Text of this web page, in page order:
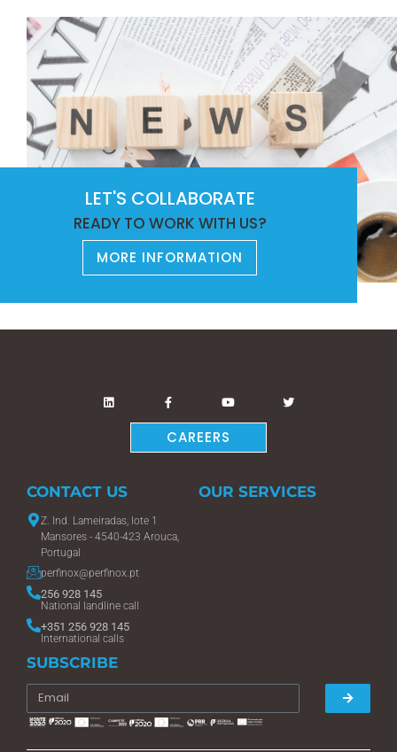
LET'S COLLABORATE
READY TO WORK WITH US?
MORE INFORMATION
CAREERS
CONTACT US
Z. Ind. Lameiradas, lote 1
Mansores - 4540-423 Arouca,
Portugal
perfinox@perfinox.pt
256 928 145
National landline call
+351 256 928 145
International calls
OUR SERVICES
SUBSCRIBE